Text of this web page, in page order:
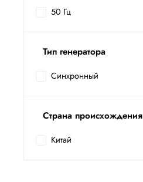
50 Гц
Тип генератора
Синхронный
Страна происхождения
Китай